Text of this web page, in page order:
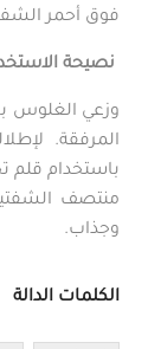
فوق أحمر
نصيحة
وزعي الغلوس
المرفقة.
باستخدام قلم
منتصف
وجذاب.
الكلمات الدالة